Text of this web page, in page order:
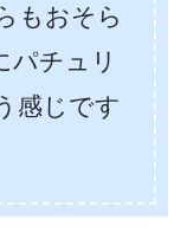
もおそら
パチュリ
感じです